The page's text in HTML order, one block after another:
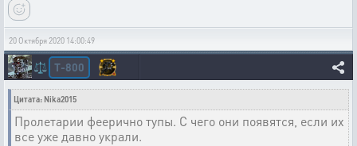
20 Октября 2020 14:00:49
⚖️ T-800
Цитата: Nika2015
Пролетарии феерично тупы. С чего они появятся, если их
все уже давно украли.